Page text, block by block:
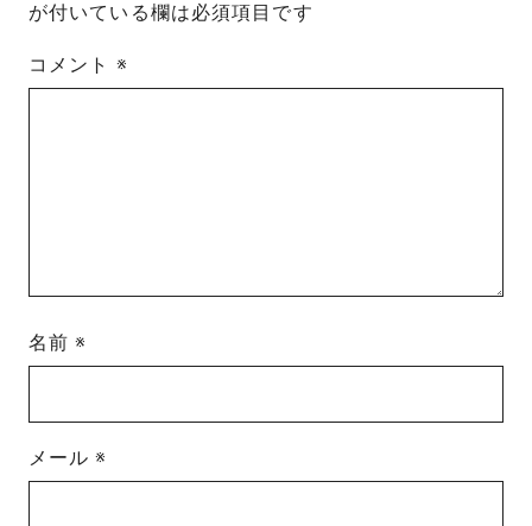
が付いている欄は必須項目です
コメント ※
名前※
メール※